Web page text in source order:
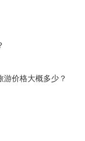
价格大概多少？